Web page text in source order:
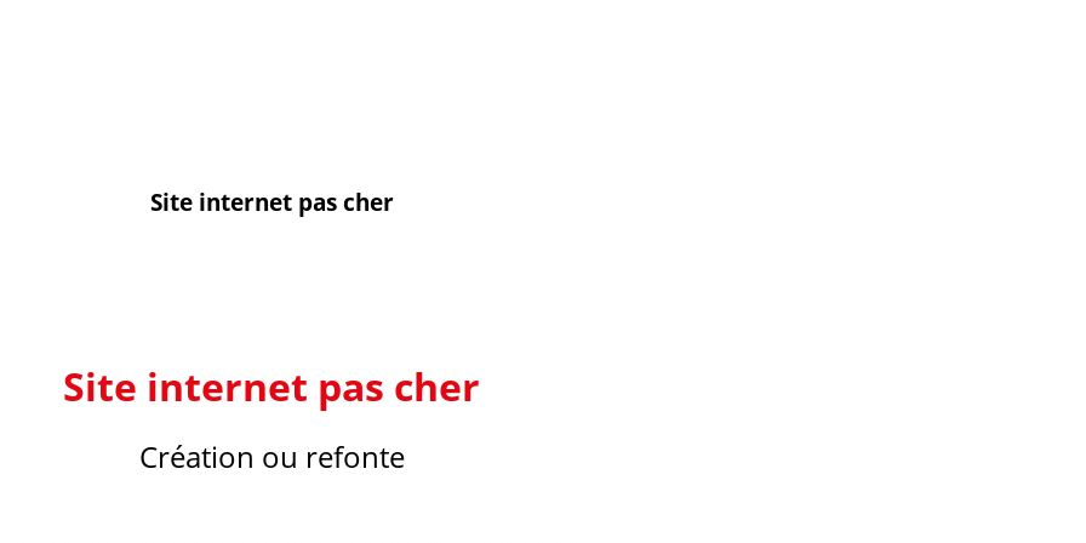
Site internet pas cher
Site internet pas cher
Création ou refonte